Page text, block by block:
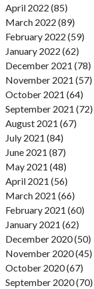
April 2022 (85)
March 2022 (89)
February 2022 (59)
January 2022 (62)
December 2021 (78)
November 2021 (57)
October 2021 (64)
September 2021 (72)
August 2021 (67)
July 2021 (84)
June 2021 (87)
May 2021 (48)
April 2021 (56)
March 2021 (66)
February 2021 (60)
January 2021 (62)
December 2020 (50)
November 2020 (45)
October 2020 (67)
September 2020 (70)